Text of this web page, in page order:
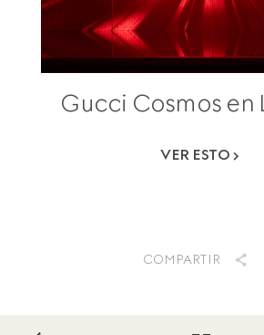
Gucci Cosmos en
VER ESTO
COMPARTIR